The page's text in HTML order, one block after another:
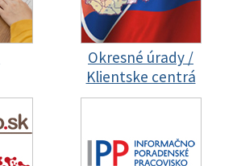
Okresné úrady /
Klientske centrá